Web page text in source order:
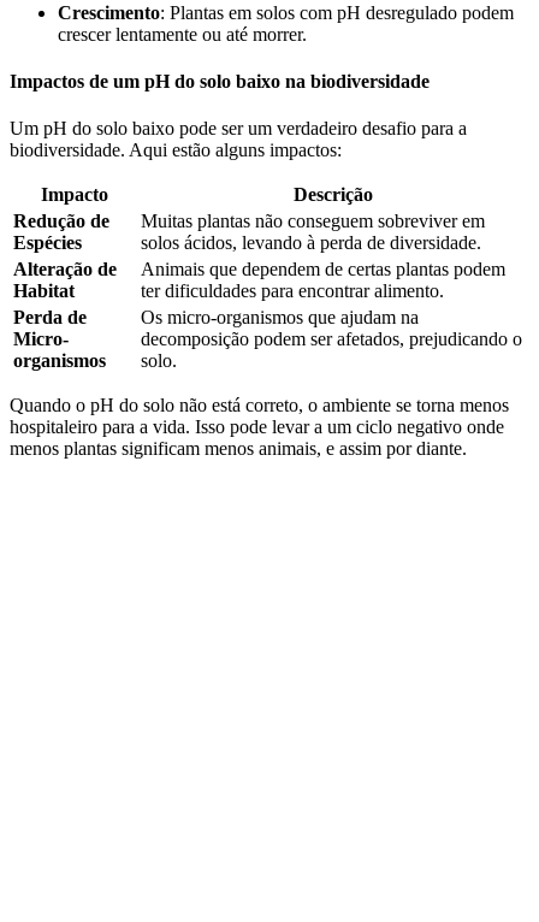
Crescimento: Plantas em solos com pH desregulado podem
crescer lentamente ou até morrer.
Impactos de um pH do solo baixo na biodiversidade
Um pH do solo baixo pode ser um verdadeiro desafio para a
biodiversidade. Aqui estão alguns impactos:
Impacto
Descrição
Redução de
Espécies
Muitas plantas não conseguem sobreviver em
solos ácidos, levando à perda de diversidade.
Alteração de
Habitat
Animais que dependem de certas plantas podem
ter dificuldades para encontrar alimento.
Perda de
Micro-
organismos
Os micro-organismos que ajudam na
decomposição podem ser afetados, prejudicando o
solo.
Quando o pH do solo não está correto, o ambiente se torna menos
hospitaleiro para a vida. Isso pode levar a um ciclo negativo onde
menos plantas significam menos animais, e assim por diante.